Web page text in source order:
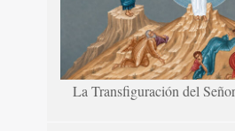
La Transfiguración del